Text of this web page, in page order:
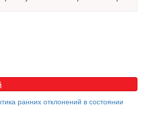
острой кардиотоксичности и
осложнений от...
ранних отклонений в состоянии